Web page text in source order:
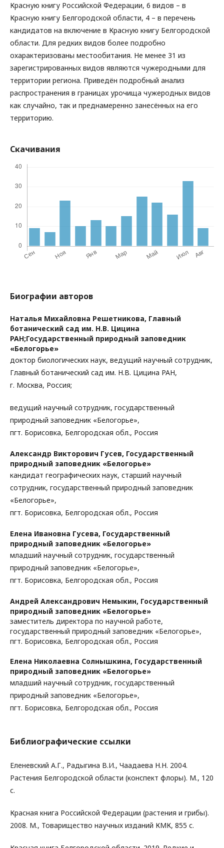
Красную книгу Российской Федерации, 6 видов – в
Красную книгу Белгородской области, 4 – в перечень
кандидатов на включение в Красную книгу Белгородской
области. Для редких видов более подробно
охарактеризованы местообитания. Не менее 31 из
зарегистрированных видов являются чужеродными для
территории региона. Приведён подробный анализ
распространения в границах урочища чужеродных видов
как случайно, так и преднамеренно занесённых на его
территорию.
Скачивания
Биографии авторов
Наталья Михайловна Решетникова, Главный
ботанический сад им. Н.В. Цицина
РАН;Государственный природный заповедник
«Белогорье»
доктор биологических наук, ведущий научный сотрудник,
Главный ботанический сад им. Н.В. Цицина РАН,
г. Москва, Россия;
ведущий научный сотрудник, государственный
природный заповедник «Белогорье»,
пгт. Борисовка, Белгородская обл., Россия
Александр Викторович Гусев, Государственный
природный заповедник «Белогорье»
кандидат географических наук, старший научный
сотрудник, государственный природный заповедник
«Белогорье»,
пгт. Борисовка, Белгородская обл., Россия
Елена Ивановна Гусева, Государственный
природный заповедник «Белогорье»
младший научный сотрудник, государственный
природный заповедник «Белогорье»,
пгт. Борисовка, Белгородская обл., Россия
Андрей Александрович Немыкин, Государственный
природный заповедник «Белогорье»
заместитель директора по научной работе,
государственный природный заповедник «Белогорье»,
пгт. Борисовка, Белгородская обл., Россия
Елена Николаевна Солнышкина, Государственный
природный заповедник «Белогорье»
младший научный сотрудник, государственный
природный заповедник «Белогорье»,
пгт. Борисовка, Белгородская обл., Россия
Библиографические ссылки
Еленевский А.Г., Радыгина В.И., Чаадаева Н.Н. 2004.
Растения Белгородской области (конспект флоры). М., 120
с.
Красная книга Российской Федерации (растения и грибы).
2008. М., Товарищество научных изданий КМК, 855 с.